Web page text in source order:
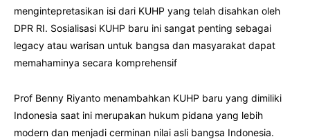
mengintepretasikan isi dari KUHP yang telah disahkan oleh
DPR RI. Sosialisasi KUHP baru ini sangat penting sebagai
legacy atau warisan untuk bangsa dan masyarakat dapat
memahaminya secara komprehensif
Prof Benny Riyanto menambahkan KUHP baru yang dimiliki
Indonesia saat ini merupakan hukum pidana yang lebih
modern dan menjadi cerminan nilai asli bangsa Indonesia.